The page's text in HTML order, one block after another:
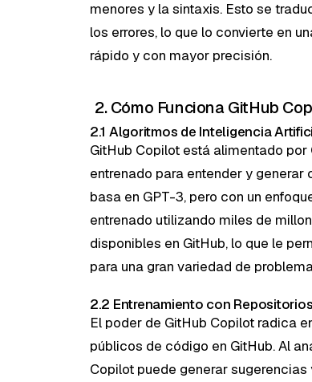
menores y la sintaxis. Esto se
los errores, lo que lo convierte en
rápido y con mayor precisión.
2. Cómo Funciona GitHub
2.1 Algoritmos de Inteligencia
GitHub Copilot está alimentado
entrenado para entender y
basa en GPT-3, pero con un
entrenado utilizando miles de
disponibles en GitHub, lo que le
para una gran variedad de
2.2 Entrenamiento con
El poder de GitHub Copilot radica
públicos de código en GitHub. Al
Copilot puede generar